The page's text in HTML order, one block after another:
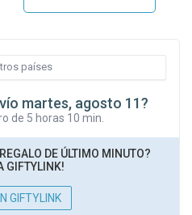
martes, agosto 11?
de 5 horas 10 min.
DE ÚLTIMO MINUTO?
GIFTYLINK!
GIFTYLINK